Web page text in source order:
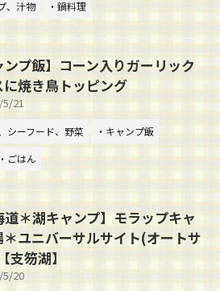
、汁物 ・鍋料理
ンプ飯】コーン入りガーリック
に焼き鳥トッピング
5/21
シーフード、野菜
・キャンプ飯
ごはん
道＊湖キャンプ】モラップキャ
＊ユニバーサルサイト(オートサ
支笏湖】
5/20